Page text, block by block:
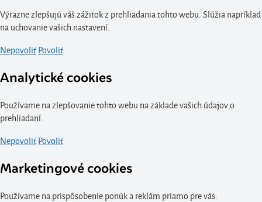
Výrazne zlepšujú váš zážitok z prehliadania tohto webu. Slúžia napríklad
na uchovanie vašich nastavení.
NepovoliťPovoliť
Analytické cookies
Používame na zlepšovanie tohto webu na základe vašich údajov o
prehliadaní.
NepovoliťPovoliť
Marketingové cookies
Používame na prispôsobenie ponúk a reklám priamo pre vás.